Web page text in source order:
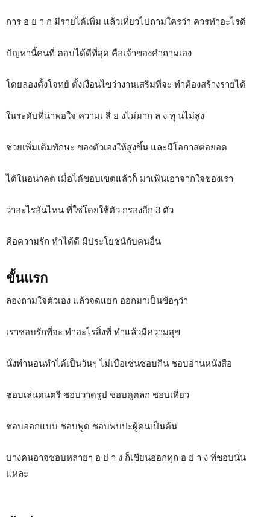
การ อ ย า ก มีรายได้เพิ่ม แล้วเที่ยวไปถามใครว่า ควรทำอะไรดี
ปัญหานี้คนที่ ตอบได้ดีที่สุด คือเจ้าของคำถามเอง
โดยลองตั้งโจทย์ ตั้งเงื่อนไขว่างานเสริมที่จะ ทำต้องสร้างรายได้
ในระดับที่น่าพอใจ ความเ สี่ ย งไม่มาก ล ง ทุ นไม่สูง
ช่วยเพิ่มเติมทักษะ ของตัวเองให้สูงขึ้น และมีโอกาสต่อยอด
ได้ในอนาคต เมื่อได้ขอบเขตแล้วก็ มาเฟ้นเอาจากใจของเรา
ว่าอะไรอันไหน ที่ใช่โดยใช้ตัว กรองอีก 3 ตัว
คือความรัก ทำได้ดี มีประโยชน์กับคนอื่น
ขั้นแรก
ลองถามใจตัวเอง แล้วจดแยก ออกมาเป็นข้อๆว่า
เราชอบรักที่จะ ทำอะไรสิ่งที่ ทำแล้วมีความสุข
นั่งทำนอนทำได้เป็นวันๆ ไม่เบื่อเช่นชอบกิน ชอบอ่านหนังสือ
ชอบเล่นดนตรี ชอบวาดรูป ชอบดูตลก ชอบเที่ยว
ชอบออกแบบ ชอบพูด ชอบพบปะผู้คนเป็นต้น
บางคนอาจชอบหลายๆ อ ย่ า ง ก็เขียนออกทุก อ ย่ า ง ที่ชอบนั่น
แหละ